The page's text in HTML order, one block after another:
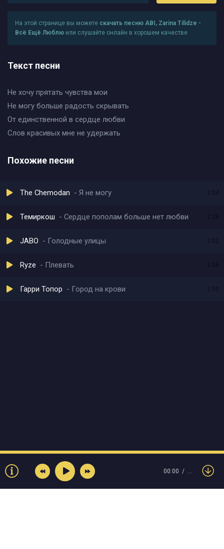
На этой странице вы можете скачать песню ABI, Zarina Tilidze -
Всё Ещё Люблю или слушайте онлайн в хорошем качестве
Текст песни
Не хочу прятать чувства мои
Не могу больше радость скрывать
От единственной в сердце любви
Слов красивых мне не удержать
Похожие песни
The Chemodan Я не могу 2:54
Темиркош Сердце пополам больше нет любви
JABO Голодные улицы 2:02
Ryze Плевать
Гарри Топор Город на крови 2:50
00:00 …